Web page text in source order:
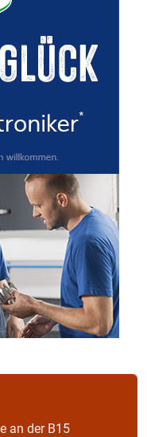
an der B15